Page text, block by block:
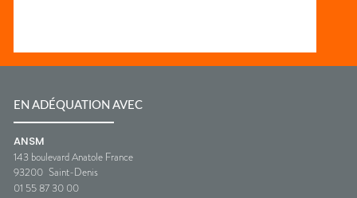
EN ADÉQUATION AVEC
ANSM
143 boulevard Anatole France
93200 Saint-Denis
01 55 87 30 00